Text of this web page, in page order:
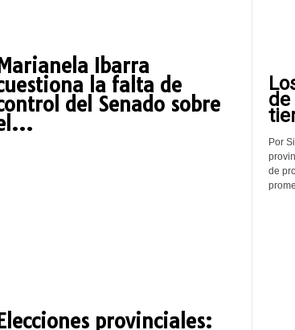
Marianela Ibarra
la falta de
del Senado sobre
Elecciones provinciales:
de
Por
de